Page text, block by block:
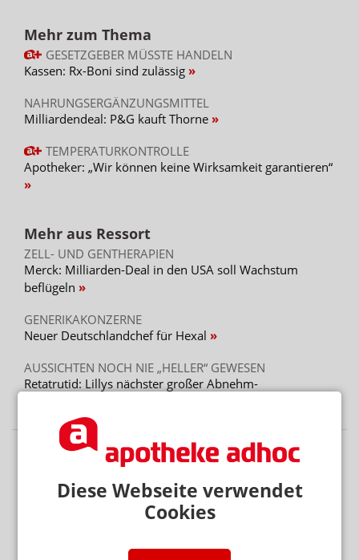
Diese Webseite verwendet
Cookies
Mehr zum Thema
GESETZGEBER MÜSSTE HANDELN
Kassen: Rx-Boni sind zulässig
NAHRUNGSERGÄNZUNGSMITTEL
Milliardendeal: P&G kauft Thorne
TEMPERATURKONTROLLE
Apotheker: „Wir können keine Wirksamkeit garantieren“
Mehr aus Ressort
ZELL- UND GENTHERAPIEN
Merck: Milliarden-Deal in den USA soll Wachstum
beflügeln
GENERIKAKONZERNE
Neuer Deutschlandchef für Hexal
AUSSICHTEN NOCH NIE „HELLER“ GEWESEN
Retatrutid: Lillys nächster großer Abnehm-